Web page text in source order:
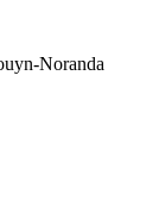
Noranda